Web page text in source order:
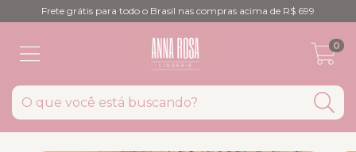
Frete grátis para todo o Brasil nas compras acima de R$ 699
0